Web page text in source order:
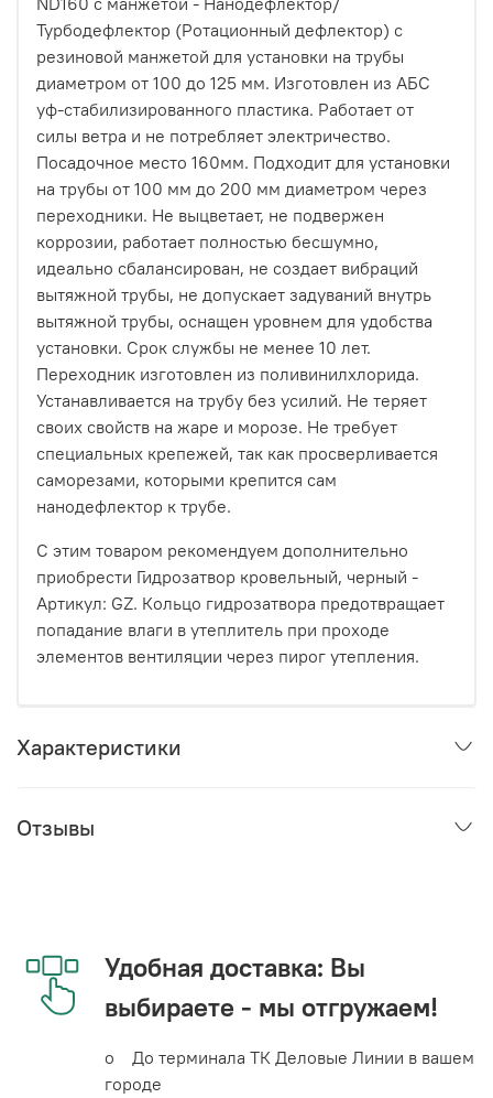
Турбодефлектор (Ротационный дефлектор) с
резиновой манжетой для установки на трубы
диаметром от 100 до 125 мм. Изготовлен из АБС
уф-стабилизированного пластика. Работает от
силы ветра и не потребляет электричество.
Посадочное место 160мм. Подходит для установки
на трубы от 100 мм до 200 мм диаметром через
переходники. Не выцветает, не подвержен
коррозии, работает полностью бесшумно,
идеально сбалансирован, не создает вибраций
вытяжной трубы, не допускает задуваний внутрь
вытяжной трубы, оснащен уровнем для удобства
установки. Срок службы не менее 10 лет.
Переходник изготовлен из поливинилхлорида.
Устанавливается на трубу без усилий. Не теряет
своих свойств на жаре и морозе. Не требует
специальных крепежей, так как просверливается
саморезами, которыми крепится сам
нанодефлектор к трубе.
С этим товаром рекомендуем дополнительно
приобрести Гидрозатвор кровельный, черный -
Артикул: GZ. Кольцо гидрозатвора предотвращает
попадание влаги в утеплитель при проходе
элементов вентиляции через пирог утепления.
Характеристики
Отзывы
Удобная доставка: Вы
выбираете - мы отгружаем!
o До терминала ТК Деловые Линии в вашем
городе